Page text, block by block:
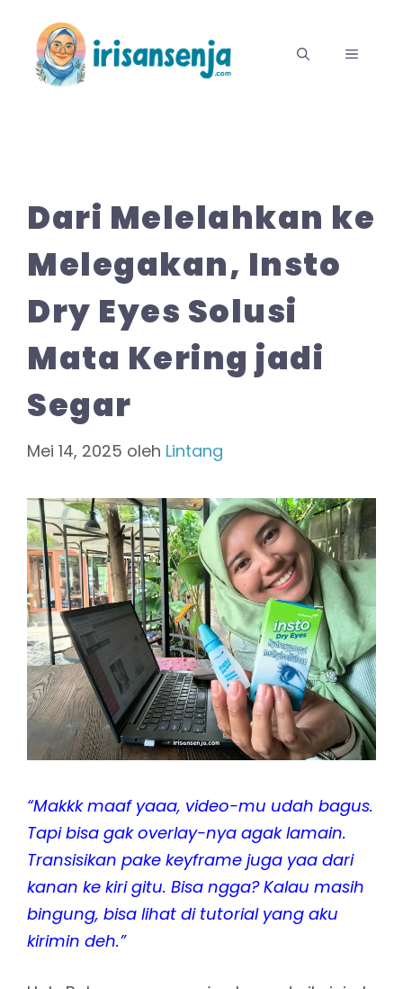
MENU
Dari Melelahkan ke
Melegakan, Insto
Dry Eyes Solusi
Mata Kering jadi
Segar
Mei 14, 2025 oleh Lintang
“Makkk maaf yaaa, video-mu udah bagus.
Tapi bisa gak overlay-nya agak lamain.
Transisikan pake keyframe juga yaa dari
kanan ke kiri gitu. Bisa ngga? Kalau masih
bingung, bisa lihat di tutorial yang aku
kirimin deh.”